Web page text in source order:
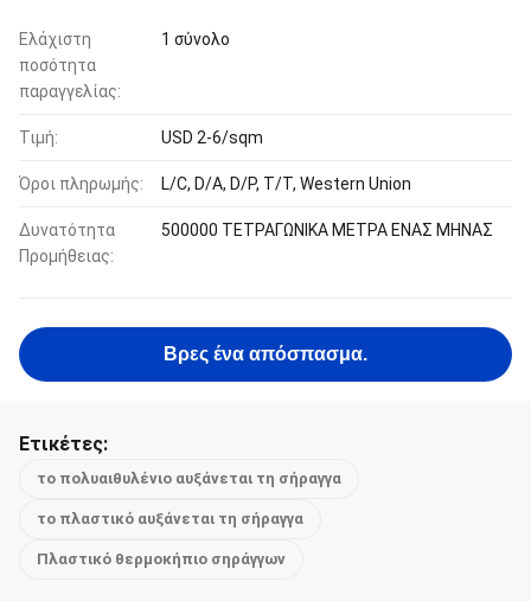
Ελάχιστη
ποσότητα
παραγγελίας:
1 σύνολο
Τιμή: USD 2-6/sqm
Όροι πληρωμής: L/C, D/A, D/P, T/T, Western Union
Δυνατότητα
Προμήθειας:
500000 ΤΕΤΡΑΓΩΝΙΚΑ ΜΕΤΡΑ ΕΝΑΣ ΜΗΝΑΣ
Βρες ένα απόσπασμα.
Ετικέτες:
το πολυαιθυλένιο αυξάνεται τη σήραγγα
το πλαστικό αυξάνεται τη σήραγγα
Πλαστικό θερμοκήπιο σηράγγων